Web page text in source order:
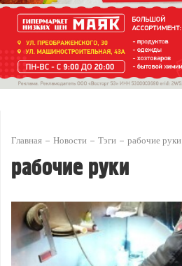
Главная Новости Тэги рабочие руки
рабочие руки